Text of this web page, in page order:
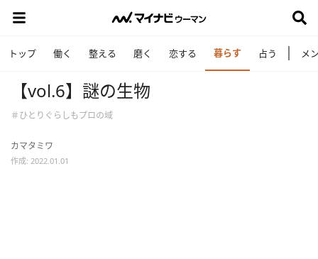
トップ 働く 整える 磨く 恋する 暮らす 占う メ
【vol.6】謎の生物
＃ひとりぐらしもプロの域
カマタミワ
作成: 2022.01.01